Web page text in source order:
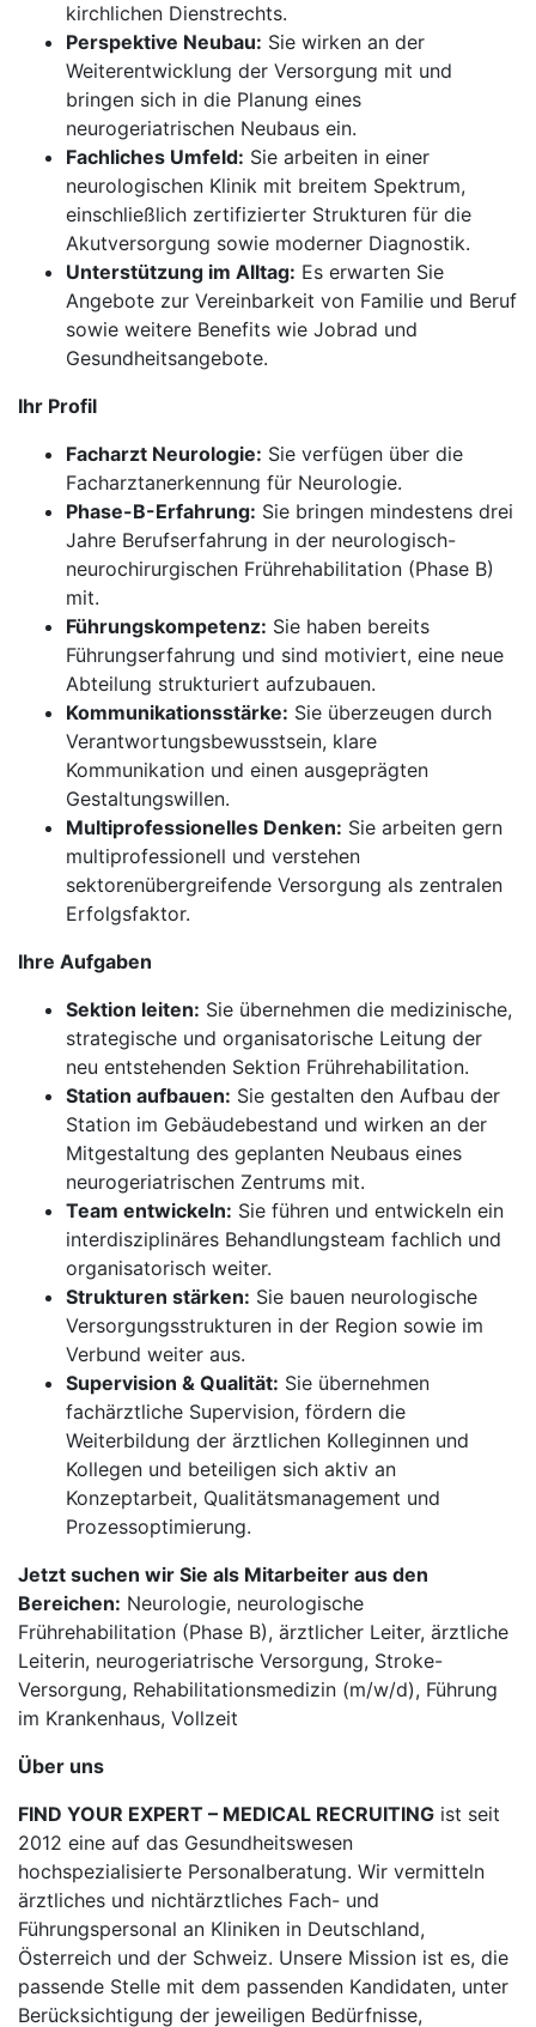
kirchlichen Dienstrechts.
Perspektive Neubau: Sie wirken an der
Weiterentwicklung der Versorgung mit und
bringen sich in die Planung eines
neurogeriatrischen Neubaus ein.
Fachliches Umfeld: Sie arbeiten in einer
neurologischen Klinik mit breitem Spektrum,
einschließlich zertifizierter Strukturen für die
Akutversorgung sowie moderner Diagnostik.
Unterstützung im Alltag: Es erwarten Sie
Angebote zur Vereinbarkeit von Familie und Beruf
sowie weitere Benefits wie Jobrad und
Gesundheitsangebote.
Ihr Profil
Facharzt Neurologie: Sie verfügen über die
Facharztanerkennung für Neurologie.
Phase-B-Erfahrung: Sie bringen mindestens drei
Jahre Berufserfahrung in der neurologisch-
neurochirurgischen Frührehabilitation (Phase B)
mit.
Führungskompetenz: Sie haben bereits
Führungserfahrung und sind motiviert, eine neue
Abteilung strukturiert aufzubauen.
Kommunikationsstärke: Sie überzeugen durch
Verantwortungsbewusstsein, klare
Kommunikation und einen ausgeprägten
Gestaltungswillen.
Multiprofessionelles Denken: Sie arbeiten gern
multiprofessionell und verstehen
sektorenübergreifende Versorgung als zentralen
Erfolgsfaktor.
Ihre Aufgaben
Sektion leiten: Sie übernehmen die medizinische,
strategische und organisatorische Leitung der
neu entstehenden Sektion Frührehabilitation.
Station aufbauen: Sie gestalten den Aufbau der
Station im Gebäudebestand und wirken an der
Mitgestaltung des geplanten Neubaus eines
neurogeriatrischen Zentrums mit.
Team entwickeln: Sie führen und entwickeln ein
interdisziplinäres Behandlungsteam fachlich und
organisatorisch weiter.
Strukturen stärken: Sie bauen neurologische
Versorgungsstrukturen in der Region sowie im
Verbund weiter aus.
Supervision & Qualität: Sie übernehmen
fachärztliche Supervision, fördern die
Weiterbildung der ärztlichen Kolleginnen und
Kollegen und beteiligen sich aktiv an
Konzeptarbeit, Qualitätsmanagement und
Prozessoptimierung.
Jetzt suchen wir Sie als Mitarbeiter aus den
Bereichen: Neurologie, neurologische
Frührehabilitation (Phase B), ärztlicher Leiter, ärztliche
Leiterin, neurogeriatrische Versorgung, Stroke-
Versorgung, Rehabilitationsmedizin (m/w/d), Führung
im Krankenhaus, Vollzeit
Über uns
FIND YOUR EXPERT – MEDICAL RECRUITING ist seit
2012 eine auf das Gesundheitswesen
hochspezialisierte Personalberatung. Wir vermitteln
ärztliches und nichtärztliches Fach- und
Führungspersonal an Kliniken in Deutschland,
Österreich und der Schweiz. Unsere Mission ist es, die
passende Stelle mit dem passenden Kandidaten, unter
Berücksichtigung der jeweiligen Bedürfnisse,